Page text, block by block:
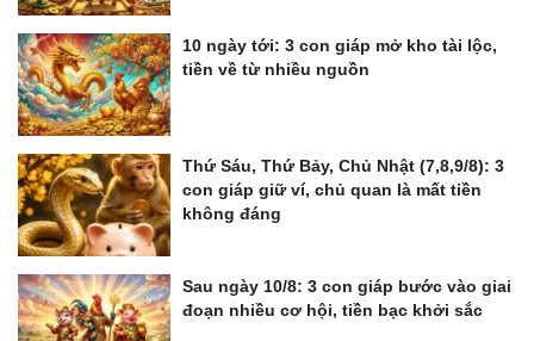
10 ngày tới: 3 con giáp mở kho tài lộc,
tiền về từ nhiều nguồn
Thứ Sáu, Thứ Bảy, Chủ Nhật (7,8,9/8): 3
con giáp giữ ví, chủ quan là mất tiền
không đáng
Sau ngày 10/8: 3 con giáp bước vào giai
đoạn nhiều cơ hội, tiền bạc khởi sắc